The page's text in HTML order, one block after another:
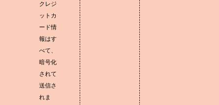
クレジ
ットカ
ード情
報はす
べて、
暗号化
されて
送信さ
れま